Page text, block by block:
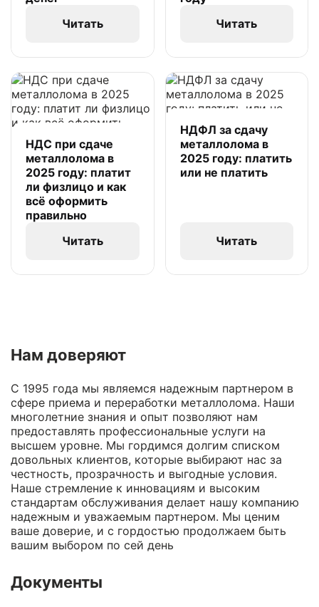
Читать
Читать
НДС при сдаче
металлолома в
2025 году: платит
ли физлицо и как
всё оформить
правильно
Читать
НДФЛ за сдачу
металлолома в
2025 году: платить
или не платить
Читать
Нам доверяют
С 1995 года мы являемся надежным партнером в
сфере приема и переработки металлолома. Наши
многолетние знания и опыт позволяют нам
предоставлять профессиональные услуги на
высшем уровне. Мы гордимся долгим списком
довольных клиентов, которые выбирают нас за
честность, прозрачность и выгодные условия.
Наше стремление к инновациям и высоким
стандартам обслуживания делает нашу компанию
надежным и уважаемым партнером. Мы ценим
ваше доверие, и с гордостью продолжаем быть
вашим выбором по сей день
Документы